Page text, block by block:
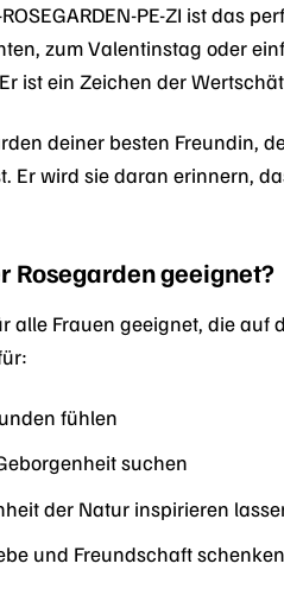
PE-ZI ist das
zum Valentinstag oder
ist ein Zeichen der
deiner besten Freundin,
Er wird sie daran erinnern,
Rosegarden geeignet?
alle Frauen geeignet, die
fühlen
suchen
der Natur inspirieren
und Freundschaft